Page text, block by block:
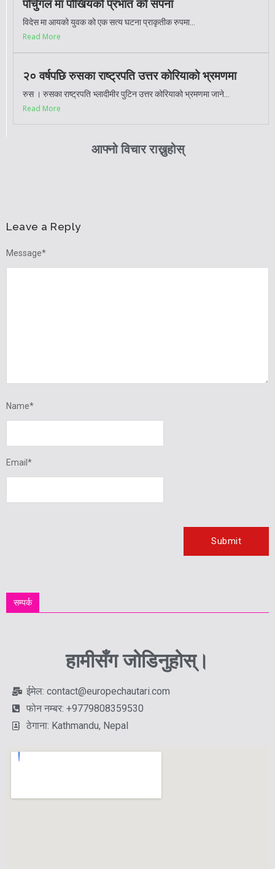
पोर्चुगल मा पोखियको प्रभात को सपना
विदेस मा आयको युवक को एक सत्य घटना प्राकृतीक रुपमा...
Read More
२० वर्षपछि रुसका राष्ट्रपति उत्तर कोरियाको भ्रमणमा
रुस । रुसका राष्ट्रपति भ्लादीमीर पुटिन उत्तर कोरियाको भ्रमणमा जाने...
Read More
आफ्नो विचार राख्नुहोस्
Leave a Reply
Message*
Name*
Email *
सम्पर्क
हामीसँग जोडिनुहोस्।
ईमेल: contact@europechautari.com
फोन नम्बर: +9779808359530
ठेगाना: Kathmandu, Nepal